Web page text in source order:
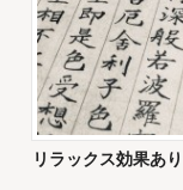
リラックス効果あ